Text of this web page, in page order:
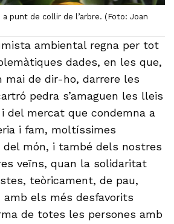
punt de collir de l’arbre. (Foto: Joan
ambiental regna per tot
dades, en les que,
mai de dir-ho, darrere les
pedra s’amaguen les lleis
del mercat que condemna a
i fam, moltíssimes
del món, i també dels nostres
veïns, quan la solidaritat
teòricament, de pau,
amb els més desfavorits
de totes les persones amb